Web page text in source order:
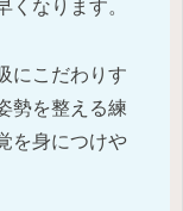
くなります。
にこだわりす
勢を整える練
を身につけや